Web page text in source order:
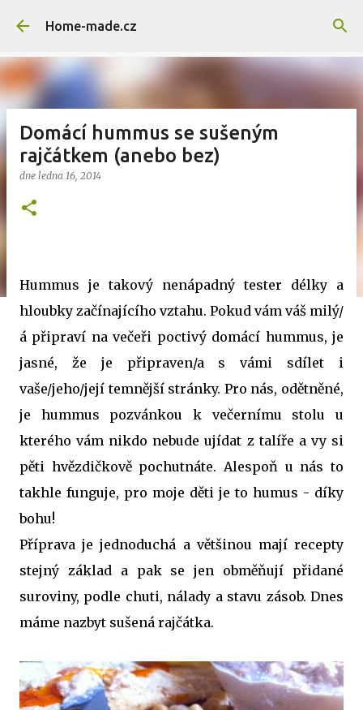
Přeskočit na hlavní obsah
Home-made.cz
Domácí hummus se sušeným
rajčátkem (anebo bez)
dne ledna 16, 2014
Hummus je takový nenápadný tester délky a
hloubky začínajícího vztahu. Pokud vám váš milý/
á připraví na večeři poctivý domácí hummus, je
jasné, že je připraven/a s vámi sdílet i
vaše/jeho/její temnější stránky. Pro nás, odětněné,
je hummus pozvánkou k večernímu stolu u
kterého vám nikdo nebude ujídat z talíře a vy si
pěti hvězdičkově pochutnáte. Alespoň u nás to
takhle funguje, pro moje děti je to humus - díky
bohu!
Příprava je jednoduchá a většinou mají recepty
stejný základ a pak se jen obměňují přidané
suroviny, podle chuti, nálady a stavu zásob. Dnes
máme nazbyt sušená rajčátka.